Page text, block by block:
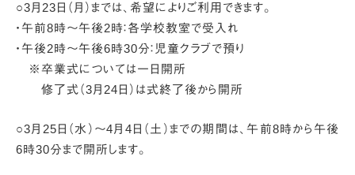
○3月23日（月）までは、希望によりご利用できます。
・午前8時～午後2時：各学校教室で受入れ
・午後2時～午後6時30分：児童クラブで預り
※卒業式については一日開所
修了式（3月24日）は式終了後から開所
○3月25日（水）〜4月4日（土）までの期間は、午前8時から午後
6時30分まで開所します。